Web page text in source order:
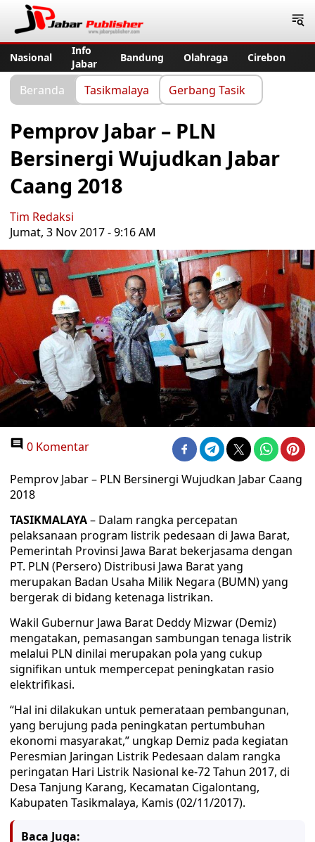
Nasional
Info
Jabar
Bandung Olahraga Cirebon
Beranda Tasikmalaya Gerbang Tasik
Pemprov Jabar – PLN
Bersinergi Wujudkan Jabar
Caang 2018
Tim Redaksi
Jumat, 3 Nov 2017 - 9:16 AM
0 Komentar
Pemprov Jabar – PLN Bersinergi Wujudkan Jabar Caang
2018
TASIKMALAYA– Dalam rangka percepatan
pelaksanaan program listrik pedesaan di Jawa Barat,
Pemerintah Provinsi Jawa Barat bekerjasama dengan
PT. PLN (Persero) Distribusi Jawa Barat yang
merupakan Badan Usaha Milik Negara (BUMN) yang
bergerak di bidang ketenaga listrikan.
Wakil Gubernur Jawa Barat Deddy Mizwar (Demiz)
mengatakan, pemasangan sambungan tenaga listrik
melalui PLN dinilai merupakan pola yang cukup
signifikan untuk mempercepat peningkatan rasio
elektrifikasi.
“Hal ini dilakukan untuk pemerataan pembangunan,
yang berujung pada peningkatan pertumbuhan
ekonomi masyarakat,” ungkap Demiz pada kegiatan
Peresmian Jaringan Listrik Pedesaan dalam rangka
peringatan Hari Listrik Nasional ke-72 Tahun 2017, di
Desa Tanjung Karang, Kecamatan Cigalontang,
Kabupaten Tasikmalaya, Kamis (02/11/2017).
Baca Juga: